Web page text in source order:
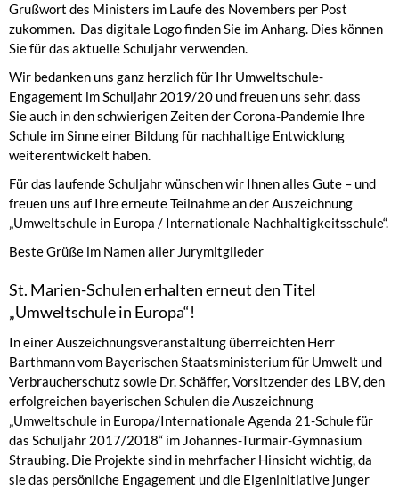
Grußwort des Ministers im Laufe des Novembers per Post
zukommen. Das digitale Logo finden Sie im Anhang. Dies können
Sie für das aktuelle Schuljahr verwenden.
Wir bedanken uns ganz herzlich für Ihr Umweltschule-
Engagement im Schuljahr 2019/20 und freuen uns sehr, dass
Sie auch in den schwierigen Zeiten der Corona-Pandemie Ihre
Schule im Sinne einer Bildung für nachhaltige Entwicklung
weiterentwickelt haben.
Für das laufende Schuljahr wünschen wir Ihnen alles Gute – und
freuen uns auf Ihre erneute Teilnahme an der Auszeichnung
„Umweltschule in Europa / Internationale Nachhaltigkeitsschule“.
Beste Grüße im Namen aller Jurymitglieder
St. Marien-Schulen erhalten erneut den Titel
„Umweltschule in Europa“!
In einer Auszeichnungsveranstaltung überreichten Herr
Barthmann vom Bayerischen Staatsministerium für Umwelt und
Verbraucherschutz sowie Dr. Schäffer, Vorsitzender des LBV, den
erfolgreichen bayerischen Schulen die Auszeichnung
„Umweltschule in Europa/Internationale Agenda 21-Schule für
das Schuljahr 2017/2018“ im Johannes-Turmair-Gymnasium
Straubing. Die Projekte sind in mehrfacher Hinsicht wichtig, da
sie das persönliche Engagement und die Eigeninitiative junger